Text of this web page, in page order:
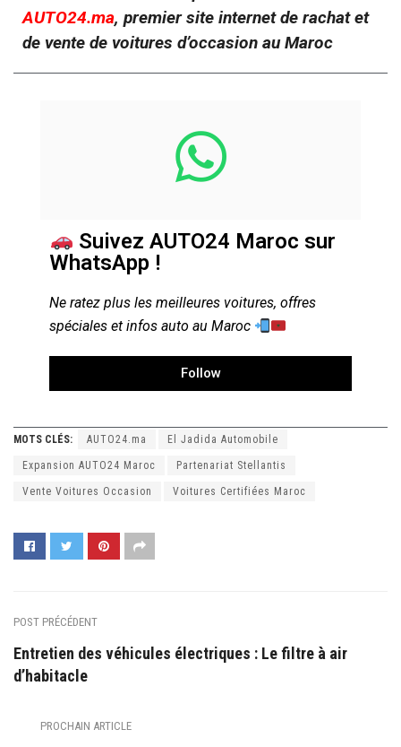
AUTO24.ma, premier site internet de rachat et
de vente de voitures d’occasion au Maroc
Suivez AUTO24 Maroc sur
WhatsApp !
Ne ratez plus les meilleures voitures, offres
spéciales et infos auto au Maroc
Follow
MOTS CLÉS: AUTO24.ma El Jadida Automobile
Expansion AUTO24 Maroc Partenariat Stellantis
Vente Voitures Occasion Voitures Certifiées Maroc
POST PRÉCÉDENT
Entretien des véhicules électriques : Le filtre à air
d’habitacle
PROCHAIN ARTICLE